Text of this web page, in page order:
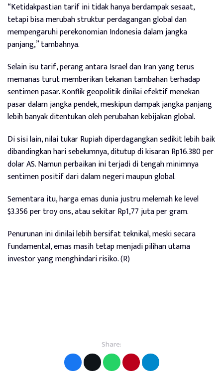
“Ketidakpastian tarif ini tidak hanya berdampak sesaat,
tetapi bisa merubah struktur perdagangan global dan
mempengaruhi perekonomian Indonesia dalam jangka
panjang,” tambahnya.
Selain isu tarif, perang antara Israel dan Iran yang terus
memanas turut memberikan tekanan tambahan terhadap
sentimen pasar. Konflik geopolitik dinilai efektif menekan
pasar dalam jangka pendek, meskipun dampak jangka panjang
lebih banyak ditentukan oleh perubahan kebijakan global.
Di sisi lain, nilai tukar Rupiah diperdagangkan sedikit lebih baik
dibandingkan hari sebelumnya, ditutup di kisaran Rp16.380 per
dolar AS. Namun perbaikan ini terjadi di tengah minimnya
sentimen positif dari dalam negeri maupun global.
Sementara itu, harga emas dunia justru melemah ke level
$3.356 per troy ons, atau sekitar Rp1,77 juta per gram.
Penurunan ini dinilai lebih bersifat teknikal, meski secara
fundamental, emas masih tetap menjadi pilihan utama
investor yang menghindari risiko. (R)
Share: